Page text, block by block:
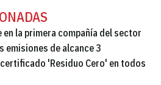
en la primera compañía del sector
emisiones de alcance 3
'Residuo Cero' en todos